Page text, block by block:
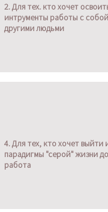
2. Для тех. кто хочет
интрументы работы с
другими людьми
4. Для тех, кто хочет выйти
парадигмы "серой" жизни
работа